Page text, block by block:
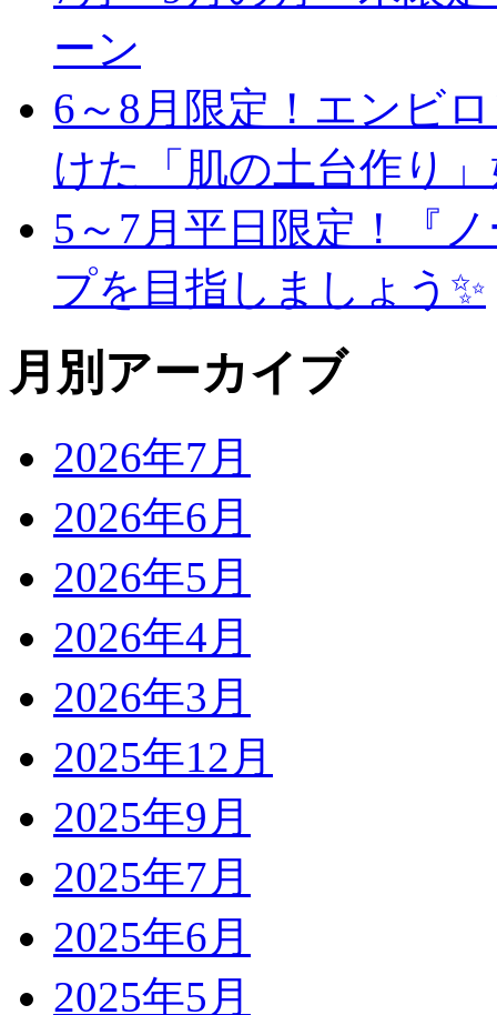
ーン
6～8月限定！エンビ
けた「肌の土台作り
5～7月平日限定！『
プを目指しましょう✨
月別アーカイブ
2026年7月
2026年6月
2026年5月
2026年4月
2026年3月
2025年12月
2025年9月
2025年7月
2025年6月
2025年5月